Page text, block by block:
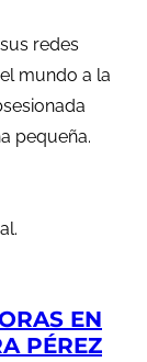
redes
mundo a la
pequeña.
EN
PÉREZ